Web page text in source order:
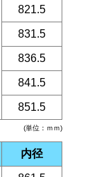
(単位：ｍｍ)
821.5
831.5
836.5
841.5
851.5
内径